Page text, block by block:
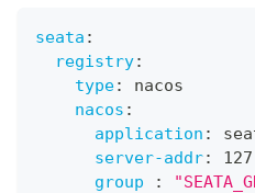
seata :
registry:
type:
nacos
nacos :
application :
server-addr:
group
: